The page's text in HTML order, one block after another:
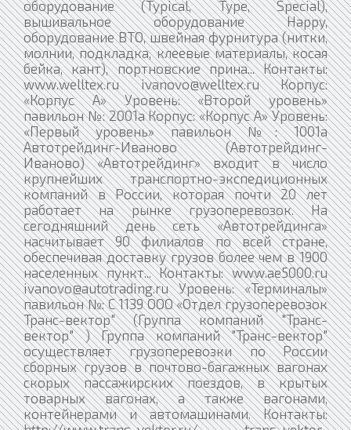
оборудование (Typical, Type, Special),
вышивальное оборудование Happy,
оборудование ВТО, швейная фурнитура (нитки,
молнии, подкладка, клеевые материалы, косая
бейка, кант), портновские прина... Контакты:
www.welltex.ru ivanovo@welltex.ru Корпус:
«Корпус А» Уровень: «Второй уровень»
павильон №: 2001а Корпус: «Корпус А» Уровень:
«Первый уровень» павильон №: 1001а
Автотрейдинг-Иваново (Автотрейдинг-
Иваново) «Автотрейдинг» входит в число
крупнейших транспортно-экспедиционных
компаний в России, которая почти 20 лет
работает на рынке грузоперевозок. На
сегодняшний день сеть «Автотрейдинга»
насчитывает 90 филиалов по всей стране,
обеспечивая доставку грузов более чем в 1900
населенных пункт... Контакты: www.ae5000.ru
ivanovo@autotrading.ru Уровень: «Терминалы»
павильон №: С 1139 ООО «Отдел грузоперевозок
Транс-вектор" (Группа компаний "Транс-
вектор" ) Группа компаний "Транс-вектор"
осуществляет грузоперевозки по России
сборных грузов в почтово-багажных вагонах
скорых пассажирских поездов, в крытых
товарных вагонах, а также вагонами,
контейнерами и автомашинами. Контакты: